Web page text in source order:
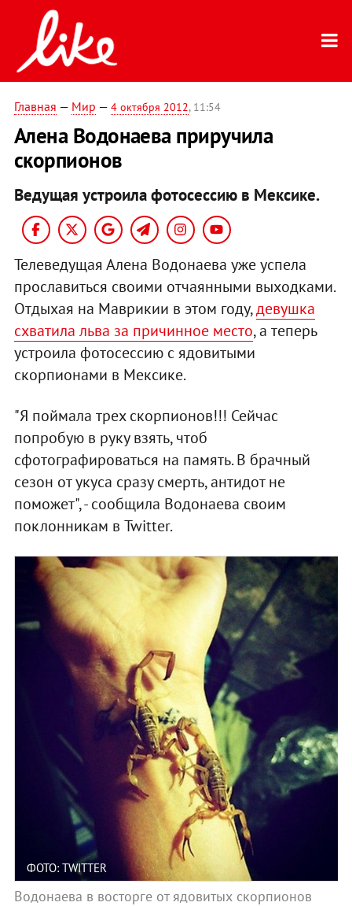
Главная — Мир — 4 октября 2012, 11:54
Алена Водонаева приручила
скорпионов
Ведущая устроила фотосессию в Мексике.
Телеведущая Алена Водонаева уже успела
прославиться своими отчаянными выходками.
Отдыхая на Маврикии в этом году,девушка
схватила льва за причинное место, а теперь
устроила фотосессию с ядовитыми
скорпионами в Мексике.
"Я поймала трех скорпионов!!! Сейчас
попробую в руку взять, чтоб
сфотографироваться на память. В брачный
сезон от укуса сразу смерть, антидот не
поможет", - сообщила Водонаева своим
поклонникам в Twitter.
ФОТО: TWITTER
Водонаева в восторге от ядовитых скорпионов